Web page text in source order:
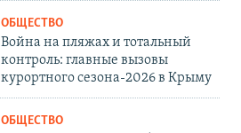
ОБЩЕСТВО
Война на пляжах и тотальный
контроль: главные вызовы
курортного сезона-2026 в Крыму
ОБЩЕСТВО